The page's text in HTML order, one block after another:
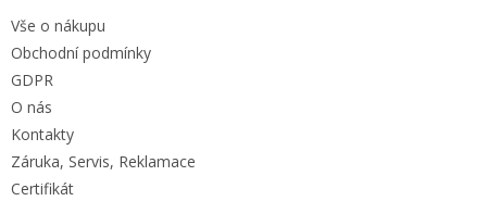
Vše o nákupu
Obchodní podmínky
GDPR
O nás
Kontakty
Záruka, Servis, Reklamace
Certifikát